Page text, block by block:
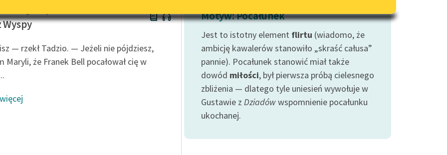
niepełnosprawnościami
literatury do słuchania dla
uczennic i uczniów z
niepełnosprawnościami
wrażliwych
Deklaracja dostępności
Wyspy
— rzekł Tadzio. — Jeżeli nie pójdziesz,
Maryli, że Franek Bell pocałował cię w
Motyw: Pocałunek
Jest to istotny element flirtu (wiadomo, że
ambicję kawalerów stanowiło „skraść całusa”
pannie). Pocałunek stanowić miał także
dowód miłości, był pierwsza próbą cielesnego
zbliżenia — dlatego tyle uniesień wywołuje w
Gustawie z Dziadówwspomnienie pocałunku
ukochanej.